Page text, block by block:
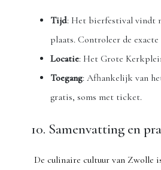
Tijd: Het bierfestival vindt
plaats. Controleer de
Locatie: Het Grote
Toegang: Afhankelijk van
gratis, soms met ticket.
10. Samenvatting en
De culinaire cultuur van Zwolle